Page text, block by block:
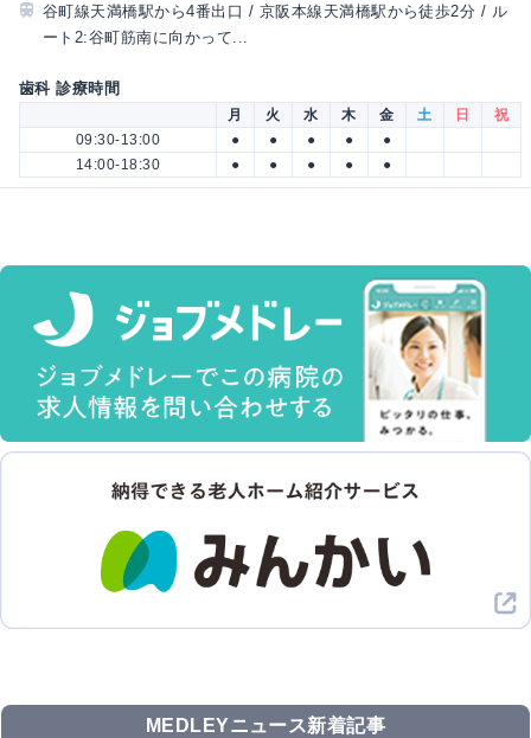
谷町線天満橋駅から4番出口 / 京阪本線天満橋駅から徒歩2分 / ル
ート2:谷町筋南に向かって...
歯科 診療時間
月 火 水 木 金 土 日
祝
09:30-13:00
● ● ● ●
●
14:00-18:30
● ● ● ● ●
MEDLEYニュース新着記事